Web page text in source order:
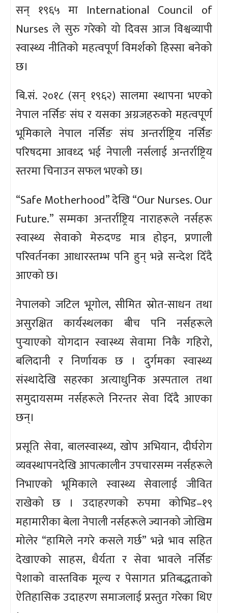
सन् १९६५ मा International Council of
Nurses ले सुरु गरेको यो दिवस आज विश्वव्यापी
स्वास्थ्य नीतिको महत्वपूर्ण विमर्शको हिस्सा बनेको
छ।
बि.सं. २०१८ (सन् १९६२) सालमा स्थापना भएको
नेपाल नर्सिङ संघ र यसका अग्रजहरुको महत्वपूर्ण
भूमिकाले नेपाल नर्सिङ संघ अन्तर्राष्ट्रिय नर्सिङ
परिषदमा आवध्द भई नेपाली नर्सलाई अन्तर्राष्ट्रिय
स्तरमा चिनाउन सफल भएको छ।
“Safe Motherhood” देखि “Our Nurses. Our
Future.” सम्मका अन्तर्राष्ट्रिय नाराहरूले नर्सहरू
स्वास्थ्य सेवाको मेरुदण्ड मात्र होइन, प्रणाली
परिवर्तनका आधारस्तम्भ पनि हुन् भन्ने सन्देश दिँदै
आएको छ।
नेपालको जटिल भूगोल, सीमित स्रोत-साधन तथा
असुरक्षित कार्यस्थलका बीच पनि नर्सहरूले
पुर्‍याएको योगदान स्वास्थ्य सेवामा निकै गहिरो,
बलिदानी र निर्णायक छ । दुर्गमका स्वास्थ्य
संस्थादेखि सहरका अत्याधुनिक अस्पताल तथा
समुदायसम्म नर्सहरूले निरन्तर सेवा दिँदै आएका
छन्।
प्रसूति सेवा, बालस्वास्थ्य, खोप अभियान, दीर्घरोग
व्यवस्थापनदेखि आपत्कालीन उपचारसम्म नर्सहरूले
निभाएको भूमिकाले स्वास्थ्य सेवालाई जीवित
राखेको छ । उदाहरणको रुपमा कोभिड–१९
महामारीका बेला नेपाली नर्सहरूले ज्यानको जोखिम
मोलेर “हामिले नगरे कसले गर्छ” भन्ने भाव सहित
देखाएको साहस, धैर्यता र सेवा भावले नर्सिङ
पेशाको वास्तविक मूल्य र पेसागत प्रतिबद्धताको
ऐतिहासिक उदाहरण समाजलाई प्रस्तुत गरेका थिए